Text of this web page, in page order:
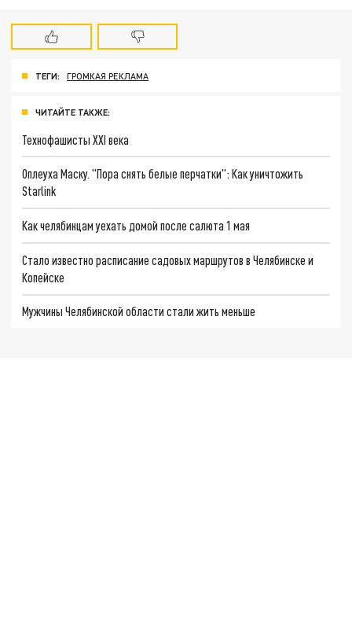
ТЕГИ: ГРОМКАЯ РЕКЛАМА
ЧИТАЙТЕ ТАКЖЕ:
Технофашисты XXI века
Оплеуха Маску. "Пора снять белые перчатки": Как уничтожить
Starlink
Как челябинцам уехать домой после салюта 1 мая
Стало известно расписание садовых маршрутов в Челябинске и
Копейске
Мужчины Челябинской области стали жить меньше